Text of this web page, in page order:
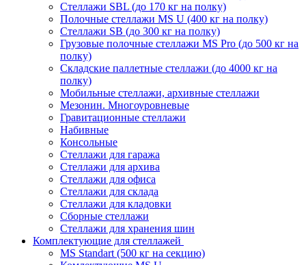
Стеллажи SBL (до 170 кг на полку)
Полочные стеллажи MS U (400 кг на полку)
Стеллажи SB (до 300 кг на полку)
Грузовые полочные стеллажи MS Pro (до 500 кг на
полку)
Складские паллетные стеллажи (до 4000 кг на
полку)
Мобильные стеллажи, архивные стеллажи
Мезонин. Многоуровневые
Гравитационные стеллажи
Набивные
Консольные
Стеллажи для гаража
Стеллажи для архива
Стеллажи для офиса
Стеллажи для склада
Стеллажи для кладовки
Сборные стеллажи
Стеллажи для хранения шин
Комплектующие для стеллажей
MS Standart (500 кг на секцию)